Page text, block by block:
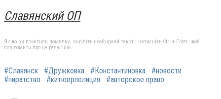
Славянский ОП
Якщо ви помітили помилку, виділіть необхідний текст і натисніть Ctrl + Enter, щоб
повідомити про це редакцію
#Славянск #Дружковка #Константиновка
#новости
#пиратство
#китюерполиция #авторское право